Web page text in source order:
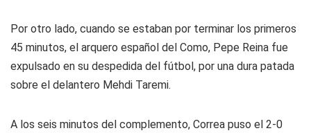
Por otro lado, cuando se estaban por terminar los primeros
45 minutos, el arquero español del Como, Pepe Reina fue
expulsado en su despedida del fútbol, por una dura patada
sobre el delantero Mehdi Taremi.
A los seis minutos del complemento, Correa puso el 2-0